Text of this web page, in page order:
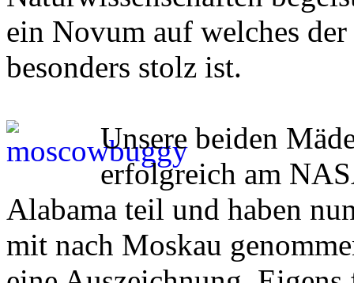
ein Novum auf welches
besonders stolz ist.
Unsere beiden
erfolgreich am
Alabama teil und haben
mit nach Moskau